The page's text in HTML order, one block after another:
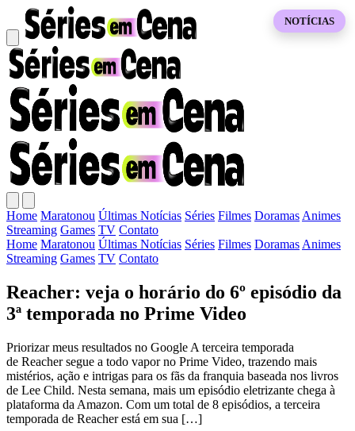
Home Maratonou Últimas Notícias Séries Filmes Doramas Animes
Streaming Games TV Contato
Home Maratonou Últimas Notícias Séries Filmes Doramas Animes
Streaming Games TV Contato
Reacher: veja o horário do 6º episódio da
3ª temporada no Prime Video
Priorizar meus resultados no Google A terceira temporada
de Reacher segue a todo vapor no Prime Video, trazendo mais
mistérios, ação e intrigas para os fãs da franquia baseada nos livros
de Lee Child. Nesta semana, mais um episódio eletrizante chega à
plataforma da Amazon. Com um total de 8 episódios, a terceira
temporada de Reacher está em sua […]
NOTÍCIAS